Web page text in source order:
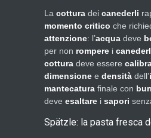
La cottura dei canederli
momento critico che
attenzione: l’acqua deve
per non rompere i
cottura deve essere
dimensione e densità dell’
mantecatura finale con
deve esaltare i sapori
Spätzle: la pasta fresca